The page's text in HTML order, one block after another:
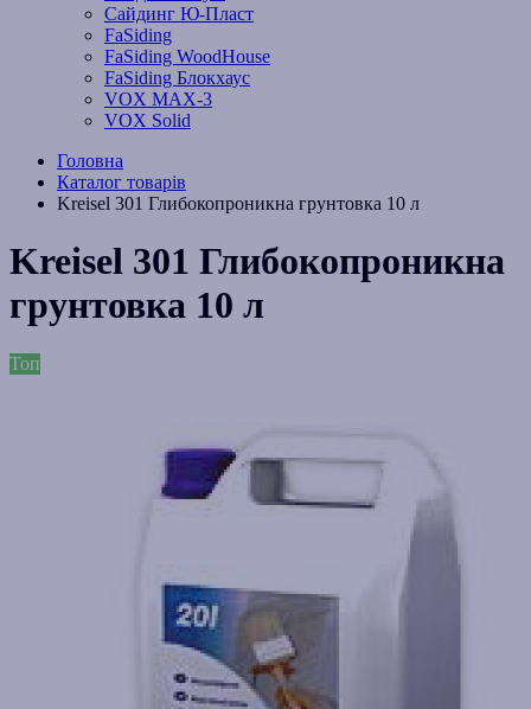
Сайдинг Ю-Пласт
FaSiding
FaSiding WoodHouse
FaSiding Блокхаус
VOX MAX-3
VOX Solid
Головна
Каталог товарів
Kreisel 301 Глибокопроникна грунтовка 10 л
Kreisel 301 Глибокопроникна
грунтовка 10 л
Топ